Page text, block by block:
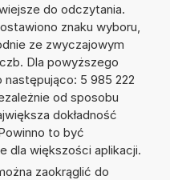
do odczytania.
znaku wyboru,
ze zwyczajowym
Dla powyższego
następująco: 5 985 222
od sposobu
dokładność
to być
dla większości aplikacji.
zaokrąglić do